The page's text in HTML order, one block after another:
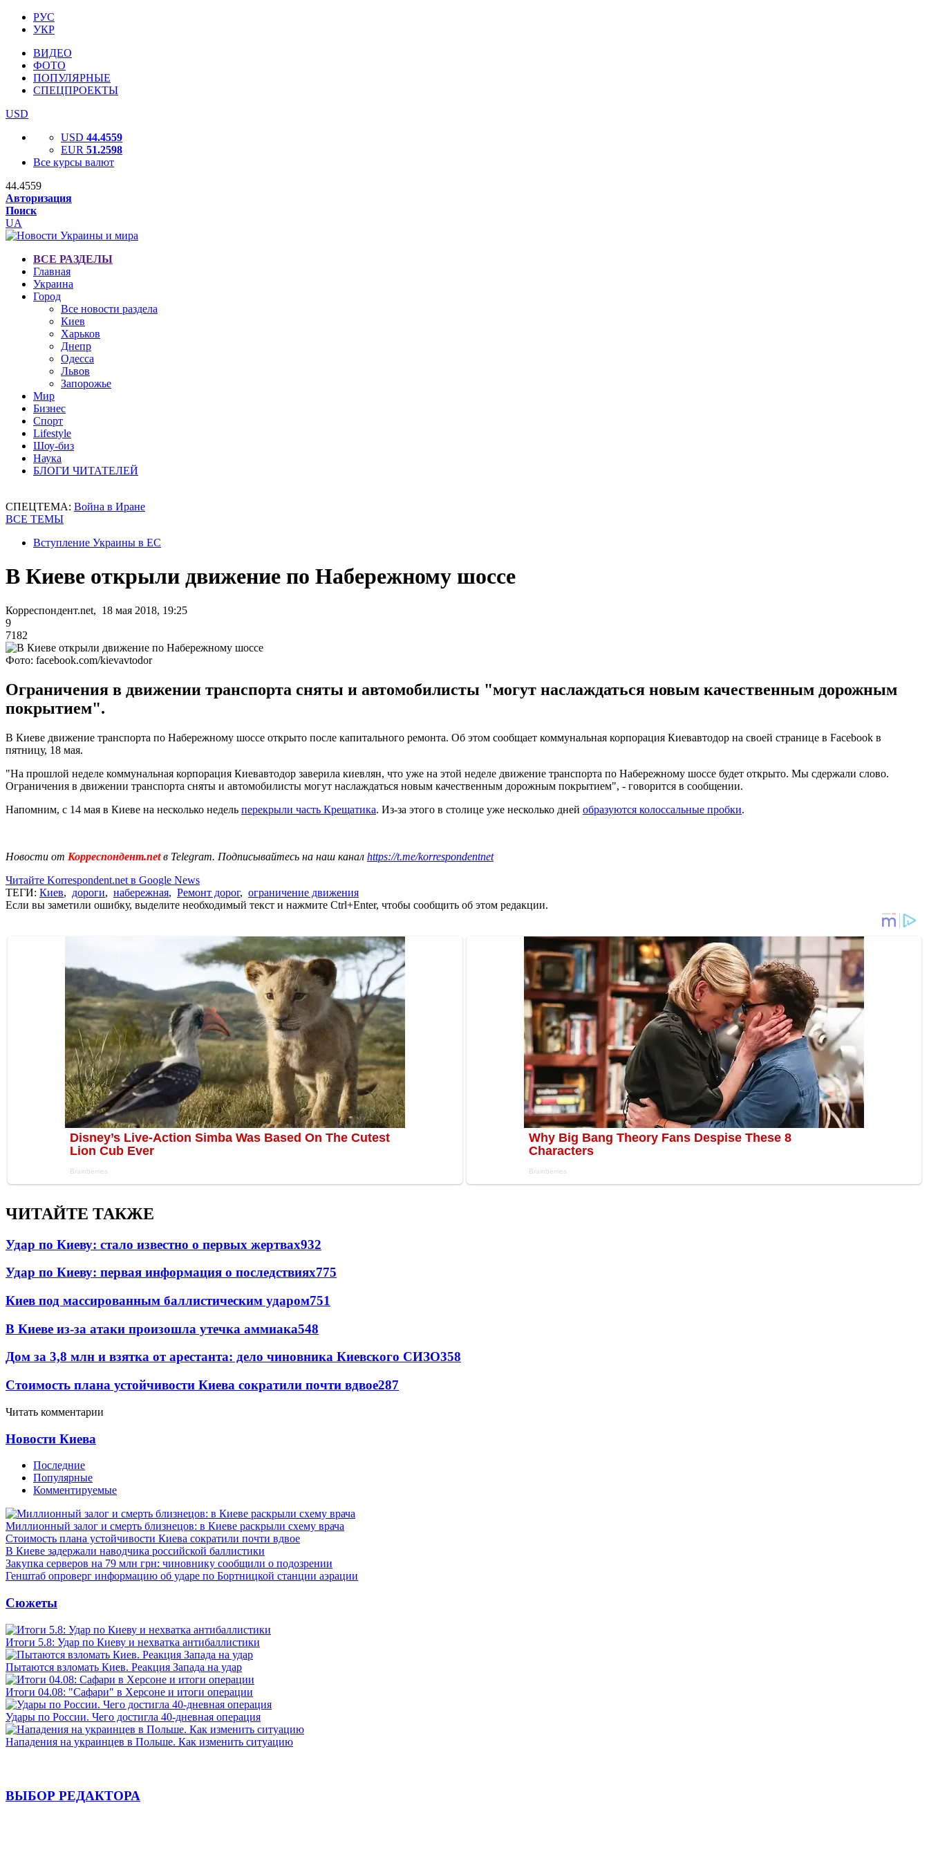
РУС
УКР
ВИДЕО
ФОТО
ПОПУЛЯРНЫЕ
СПЕЦПРОЕКТЫ
USD
USD 44.4559
EUR 51.2598
Все курсы валют
44.4559
Авторизация
Поиск
UA
ВСЕ РАЗДЕЛЫ
Главная
Украина
Город
Все новости раздела
Киев
Харьков
Днепр
Одесса
Львов
Запорожье
Мир
Бизнес
Спорт
Lifestyle
Шоу-биз
Наука
БЛОГИ ЧИТАТЕЛЕЙ
СПЕЦТЕМА: Война в Иране
ВСЕ ТЕМЫ
Вступление Украины в ЕС
В Киеве открыли движение по Набережному шоссе
Корреспондент.net, 18 мая 2018, 19:25
9
7182
Фото: facebook.com/kievavtodor
Ограничения в движении транспорта сняты и автомобилисты "могут наслаждаться новым качественным дорожным
покрытием".
В Киеве движение транспорта по Набережному шоссе открыто после капитального ремонта. Об этом сообщает коммунальная корпорация Киевавтодор на своей странице в Facebook в
пятницу, 18 мая.
"На прошлой неделе коммунальная корпорация Киевавтодор заверила киевлян, что уже на этой неделе движение транспорта по Набережному шоссе будет открыто. Мы сдержали слово.
Ограничения в движении транспорта сняты и автомобилисты могут наслаждаться новым качественным дорожным покрытием", - говорится в сообщении.
Напомним, с 14 мая в Киеве на несколько недель перекрыли часть Крещатика. Из-за этого в столице уже несколько дней образуются колоссальные пробки.
Новости от Корреспондент.netв Telegram. Подписывайтесь на наш канал https://t.me/korrespondentnet
Читайте Korrespondent.net в Google News
ТЕГИ: Киев, дороги, набережная, Ремонт дорог, ограничение движения
Если вы заметили ошибку, выделите необходимый текст и нажмите Ctrl+Enter, чтобы сообщить об этом редакции.
ЧИТАЙТЕ ТАКЖЕ
Удар по Киеву: стало известно о первых жертвах932
Удар по Киеву: первая информация о последствиях775
Киев под массированным баллистическим ударом751
В Киеве из-за атаки произошла утечка аммиака548
Дом за 3,8 млн и взятка от арестанта: дело чиновника Киевского СИЗО358
Стоимость плана устойчивости Киева сократили почти вдвое287
Читать комментарии
Новости Киева
Последние
Популярные
Комментируемые
Миллионный залог и смерть близнецов: в Киеве раскрыли схему врача
Стоимость плана устойчивости Киева сократили почти вдвое
В Киеве задержали наводчика российской баллистики
Закупка серверов на 79 млн грн: чиновнику сообщили о подозрении
Генштаб опроверг информацию об ударе по Бортницкой станции аэрации
Сюжеты
Итоги 5.8: Удар по Киеву и нехватка антибаллистики
Пытаются взломать Киев. Реакция Запада на удар
Итоги 04.08: "Сафари" в Херсоне и итоги операции
Удары по России. Чего достигла 40-дневная операция
Нападения на украинцев в Польше. Как изменить ситуацию
ВЫБОР РЕДАКТОРА